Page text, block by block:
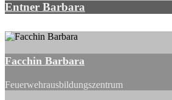
Entner Barbara
Facchin Barbara
Feuerwehrausbildungszentrum